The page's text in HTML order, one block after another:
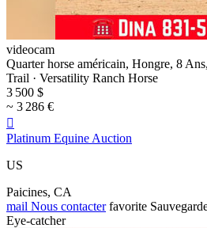
videocam
Quarter horse américain, Hongre, 8
Trail · Versatility Ranch Horse
3 500 $
~ 3 286 €

Platinum Equine Auction
US
Paicines, CA
mail Nous contacter favorite
Eye-catcher